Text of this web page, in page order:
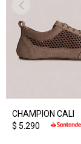
CHAMPION CALI
$ 5.290